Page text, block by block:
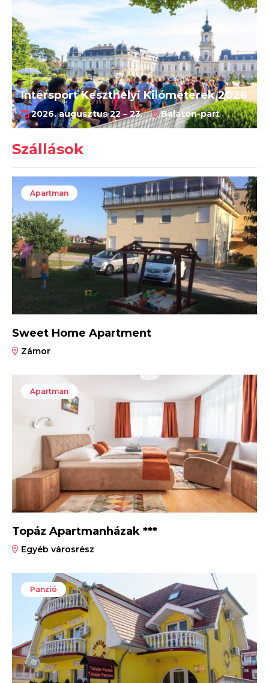
Intersport Keszthelyi Kilóméterek 2026
2026. augusztus 22 – 23. Balaton-part
Szállások
Apartman
Sweet Home Apartment
Zámor
Apartman
Topáz Apartmanházak ***
Egyéb városrész
Panzió